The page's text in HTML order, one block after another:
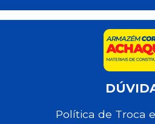
Política de Troca